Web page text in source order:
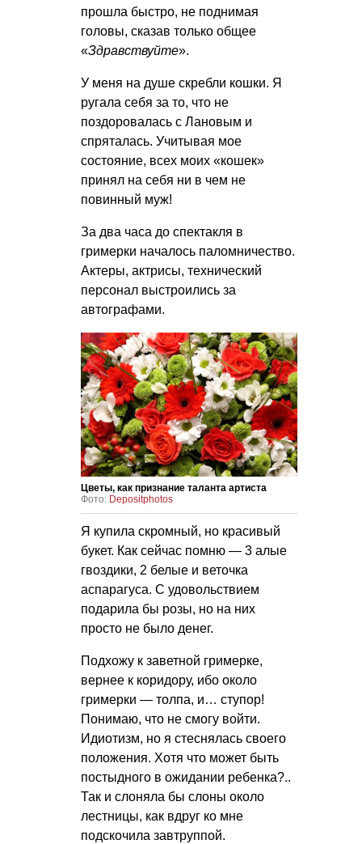
прошла быстро, не поднимая
головы, сказав только общее
«Здравствуйте».
У меня на душе скребли кошки. Я
ругала себя за то, что не
поздоровалась с Лановым и
спряталась. Учитывая мое
состояние, всех моих «кошек»
принял на себя ни в чем не
повинный муж!
За два часа до спектакля в
гримерки началось паломничество.
Актеры, актрисы, технический
персонал выстроились за
автографами.
Цветы, как признание таланта артиста
Фото: Depositphotos
Я купила скромный, но красивый
букет. Как сейчас помню — 3 алые
гвоздики, 2 белые и веточка
аспарагуса. С удовольствием
подарила бы розы, но на них
просто не было денег.
Подхожу к заветной гримерке,
вернее к коридору, ибо около
гримерки — толпа, и… ступор!
Понимаю, что не смогу войти.
Идиотизм, но я стеснялась своего
положения. Хотя что может быть
постыдного в ожидании ребенка?..
Так и слоняла бы слоны около
лестницы, как вдруг ко мне
подскочила завтруппой.